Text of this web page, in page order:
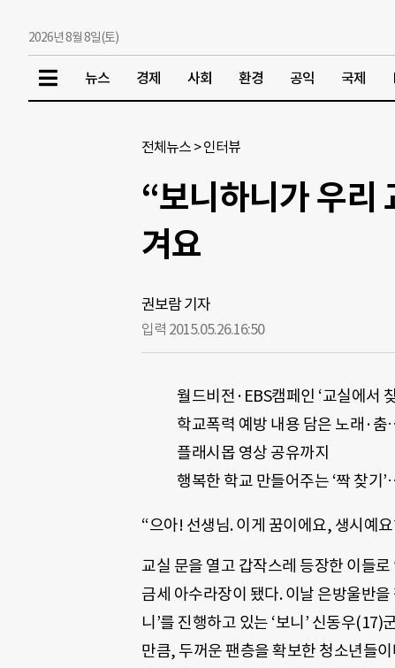
2026년 8월 8일(토)
뉴스 경제 사회 환경 공익 국제
전체뉴스 >인터뷰
“보니하니가 우리
겨요
권보람 기자
입력 2015.05.26.16:50
월드비전·EBS캠페인 ‘교실에서
학교폭력 예방 내용 담은 노래·
플래시몹 영상 공유까지
행복한 학교 만들어주는 ‘짝 찾기
“으아! 선생님. 이게 꿈이에요, 생시예
교실 문을 열고 갑작스레 등장한 이들
금세 아수라장이 됐다. 이날 은방울반
니’를 진행하고 있는 ‘보니’ 신동우(17)
만큼, 두꺼운 팬층을 확보한 청소년들